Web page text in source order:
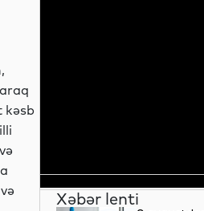
kəsb
Xəbər lenti